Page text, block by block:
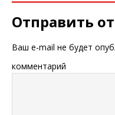
Отправить
Ваш e-mail не будет
комментарий